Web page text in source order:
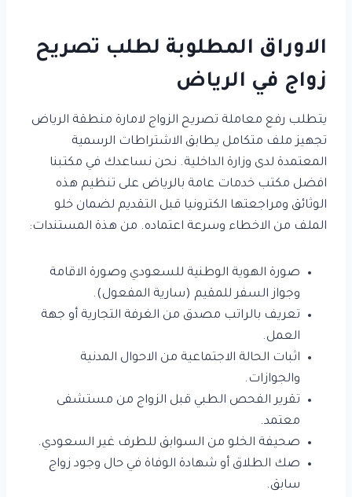
الاوراق المطلوبة لطلب تصريح
زواج في الرياض
يتطلب رفع معاملة تصريح الزواج لامارة منطقة الرياض
تجهيز ملف متكامل يطابق الاشتراطات الرسمية
المعتمدة لدى وزارة الداخلية. نحن نساعدك في مكتبنا
افضل مكتب خدمات عامة بالرياض على تنظيم هذه
الوثائق ومراجعتها الكترونيا قبل التقديم لضمان خلو
الملف من الاخطاء وسرعة اعتماده. من هذة المستندات:
صورة الهوية الوطنية للسعودي وصورة الاقامة
وجواز السفر للمقيم (سارية المفعول).
تعريف بالراتب مصدق من الغرفة التجارية أو جهة
العمل.
اثبات الحالة الاجتماعية من الاحوال المدنية
والجوازات.
تقرير الفحص الطبي قبل الزواج من مستشفى
معتمد.
صحيفة الخلو من السوابق للطرف غير السعودي.
صك الطلاق أو شهادة الوفاة في حال وجود زواج
سابق.